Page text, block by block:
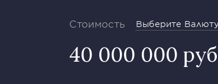
Стоимость Выберите Валюту
40 000 000 руб